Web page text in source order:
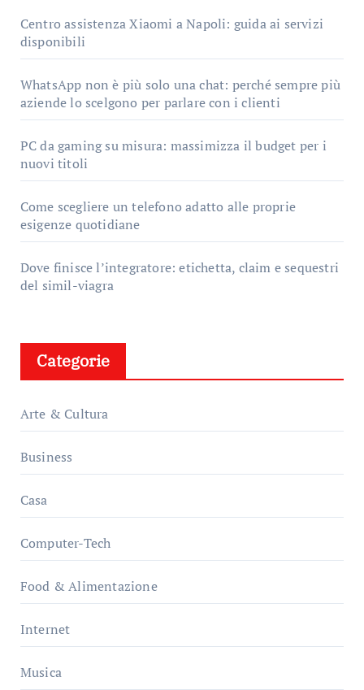
Centro assistenza Xiaomi a Napoli: guida ai servizi
disponibili
WhatsApp non è più solo una chat: perché sempre più
aziende lo scelgono per parlare con i clienti
PC da gaming su misura: massimizza il budget per i
nuovi titoli
Come scegliere un telefono adatto alle proprie
esigenze quotidiane
Dove finisce l’integratore: etichetta, claim e sequestri
del simil-viagra
Categorie
Arte & Cultura
Business
Casa
Computer-Tech
Food & Alimentazione
Internet
Musica